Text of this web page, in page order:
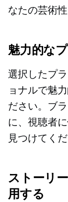
なたの芸術
魅力的な
選択したプ
ョナルで魅
ださい。ブ
に、視聴者
見つけてくだ
ストーリ
用する